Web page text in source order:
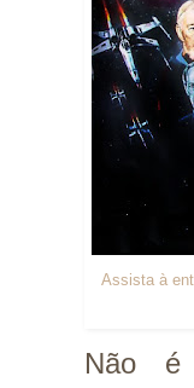
Assista à
Não é